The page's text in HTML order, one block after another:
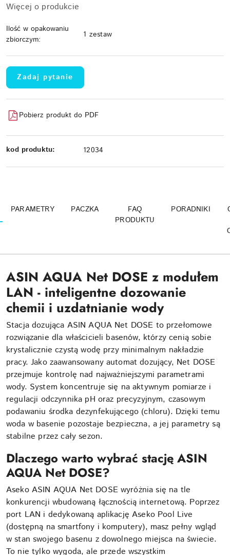
Więcej o produkcie
Ilość w opakowaniu
zbiorczym:
1 zestaw
Zadaj pytanie
Pobierz produkt do PDF
kod produktu: 12034
PARAMETRY PACZKA
FAQ
PRODUKTU
PORADNIKI
ASIN AQUA Net DOSE z modułem
LAN - inteligentne dozowanie
chemii i uzdatnianie wody
Stacja dozująca ASIN AQUA Net DOSE to przełomowe
rozwiązanie dla właścicieli basenów, którzy cenią sobie
krystalicznie czystą wodę przy minimalnym nakładzie
pracy. Jako zaawansowany automat dozujący, Net DOSE
przejmuje kontrolę nad najważniejszymi parametrami
wody. System koncentruje się na aktywnym pomiarze i
regulacji odczynnika pH oraz precyzyjnym, czasowym
podawaniu środka dezynfekującego (chloru). Dzięki temu
woda w basenie pozostaje bezpieczna, a jej parametry są
stabilne przez cały sezon.
Dlaczego warto wybrać stację ASIN
AQUA Net DOSE?
Aseko ASIN AQUA Net DOSE wyróżnia się na tle
konkurencji wbudowaną łącznością internetową. Poprzez
port LAN i dedykowaną aplikację Aseko Pool Live
(dostępną na smartfony i komputery), masz pełny wgląd
w stan swojego basenu z dowolnego miejsca na świecie.
To nie tylko wygoda, ale przede wszystkim